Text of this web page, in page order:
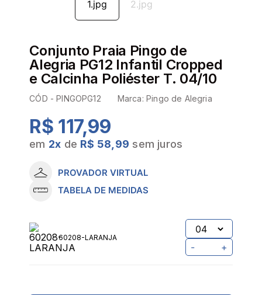
Conjunto Praia Pingo de
Alegria PG12 Infantil Cropped
e Calcinha Poliéster T. 04/10
CÓD -PINGOPG12 Marca:Pingo de Alegria
R$ 117,99
em 2x de R$ 58,99 sem juros
PROVADOR VIRTUAL
TABELA DE MEDIDAS
60208-LARANJA
- +